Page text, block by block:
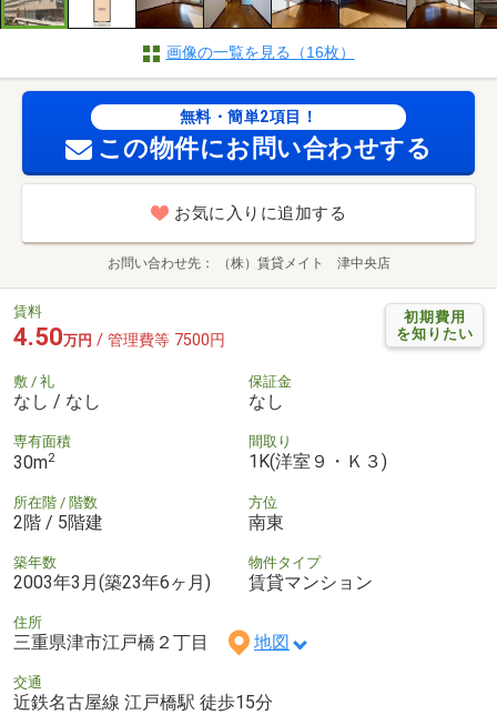
画像の一覧を見る（16枚）
無料・簡単2項目！
この物件にお問い合わせする
お気に入りに追加する
お問い合わせ先 （株）賃貸メイト 津中央店
初期費用
を知りたい
賃料
4.50万円 / 管理費等 7500円
敷 / 礼
なし / なし
保証金
なし
専有面積
30m2
間取り
1K(洋室９・Ｋ３)
所在階 / 階数
2階 / 5階建
方位
南東
築年数
2003年3月(築23年6ヶ月)
物件タイプ
賃貸マンション
住所
三重県津市江戸橋２丁目 地図
交通
近鉄名古屋線 江戸橋駅 徒歩15分